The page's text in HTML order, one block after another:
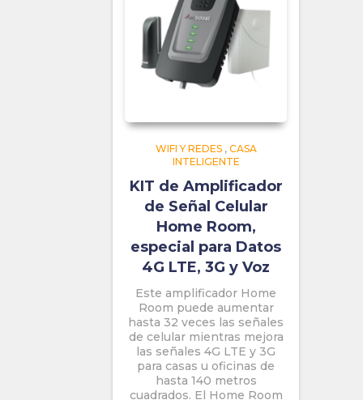
WIFI Y REDES, CASA
INTELIGENTE
KIT de Amplificador
de Señal Celular
Home Room,
especial para Datos
4G LTE, 3G y Voz
Este amplificador Home
Room puede aumentar
hasta 32 veces las señales
de celular mientras mejora
las señales 4G LTE y 3G
para casas u oficinas de
hasta 140 metros
cuadrados. El Home Room